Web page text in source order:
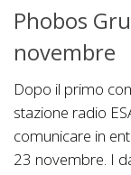
Phobos
novembre
Dopo il primo
stazione radio
comunicare in
23 novembre. I